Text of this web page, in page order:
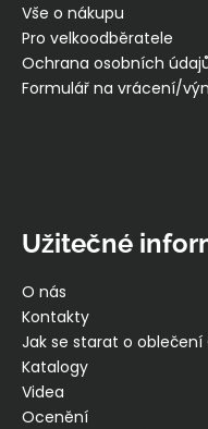
Vše o nákupu
Pro velkoodběratele
Ochrana osobních
Formulář na vrácení/
Užitečné
O nás
Kontakty
Jak se starat o oblečení
Katalogy
Videa
Ocenění